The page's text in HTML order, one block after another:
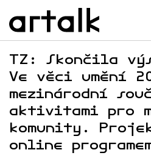
TZ: Skončila
Ve věci umění
mezinárodní
aktivitami pro
komunity.
online